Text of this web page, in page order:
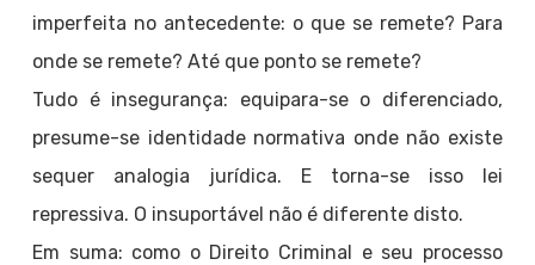
imperfeita no antecedente: o que se remete? Para
onde se remete? Até que ponto se remete?
Tudo é insegurança: equipara-se o diferenciado,
presume-se identidade normativa onde não existe
sequer analogia jurídica. E torna-se isso lei
repressiva. O insuportável não é diferente disto.
Em suma: como o Direito Criminal e seu processo